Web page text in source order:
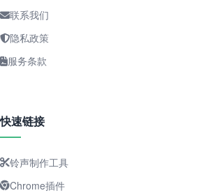
联系我们
隐私政策
服务条款
快速链接
铃声制作工具
Chrome插件